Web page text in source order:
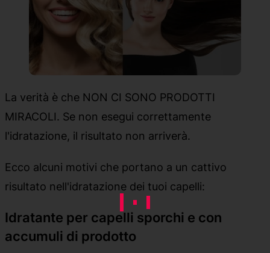
La verità è che NON CI SONO PRODOTTI
MIRACOLI. Se non esegui correttamente
l'idratazione, il risultato non arriverà.
Ecco alcuni motivi che portano a un cattivo
risultato nell'idratazione dei tuoi capelli:
Idratante per capelli sporchi e con
accumuli di prodotto